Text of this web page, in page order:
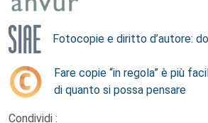
Fotocopie e diritto d’autore:
Fare copie “in regola” è più
di quanto si possa pensare
Condividi :